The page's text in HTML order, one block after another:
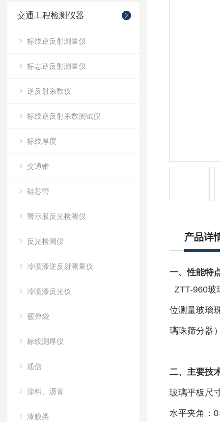
交通工程检测仪器
标线逆反射测量仪
标志逆反射测量仪
逆反射系数仪
标线逆反射系数测试仪
标线厚度
交通锥
硅芯管
警示服反光检测仪
反光检测仪
冷喷漆逆反射测量仪
冷喷漆反光仪
霰弹袋
标线测厚仪
通信
涂料、沥青
漆膜类
产品详
一、性能特
ZTT-960玻
位测量玻璃
璃珠筛分器
二、 主要技
玻璃平板尺
水平夹角：